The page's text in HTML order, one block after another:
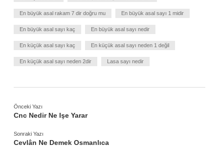
En büyük asal rakam 7 dir doğru mu En büyük asal sayı 1 midir
En büyük asal sayı kaç En büyük asal sayı nedir
En küçük asal sayı kaç En küçük asal sayı neden 1 değil
En küçük asal sayı neden 2dir Lasa sayı nedir
Önceki Yazı
Cnc Nedir Ne Işe Yarar
Sonraki Yazı
Cevlân Ne Demek Osmanlıca